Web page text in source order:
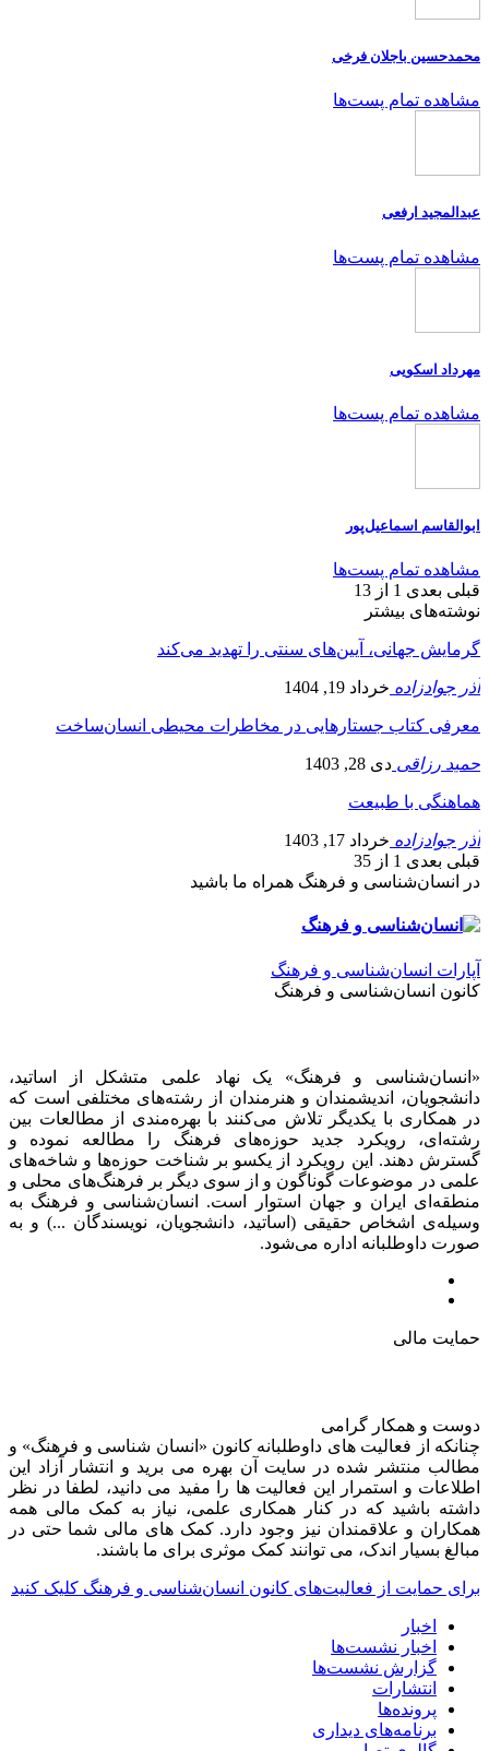
محمدحسین باجلان فرخی
مشاهده تمام پست‌ها
عبدالمجید ارفعی
مشاهده تمام پست‌ها
مهرداد اسکویی
مشاهده تمام پست‌ها
ابوالقاسم اسماعیل‌پور
مشاهده تمام پست‌ها
قبلی بعدی 1 از 13
نوشته‌های بیشتر
گرمایش جهانی، آیین‌های سنتی را تهدید می‌کند
آذر جوادزاده خرداد 19, 1404
معرفی کتاب جستارهایی در مخاطرات محیطی انسان‌ساخت
حمید رزاقی دی 28, 1403
هماهنگی با طبیعت
آذر جوادزاده خرداد 17, 1403
قبلی بعدی 1 از 35
در انسان‌شناسی و فرهنگ همراه ما باشید
آپارات انسان‌شناسی و فرهنگ
کانون انسان‌شناسی و فرهنگ
«انسان‌شناسی و فرهنگ» یک نهاد علمی متشکل از اساتید،
دانشجویان، اندیشمندان و هنرمندان از رشته‌های مختلفی است که
در همکاری با یکدیگر تلاش می‌کنند با بهره‌مندی از مطالعات بین
رشته‌ای، رویکرد جدید حوزه‌های فرهنگ را مطالعه نموده و
گسترش دهند. این رویکرد از یکسو بر شناخت حوزه‌ها و شاخه‌های
علمی در موضوعات گوناگون و از سوی دیگر بر فرهنگ‌های محلی و
منطقه‌ای ایران و جهان استوار است. انسان‌شناسی و فرهنگ به
وسیله‌ی اشخاص حقیقی (اساتید، دانشجویان، نویسندگان ...) و به
صورت داوطلبانه اداره می‌شود.
حمایت مالی
دوست و همکار گرامی
چنانکه از فعالیت های داوطلبانه کانون «انسان شناسی و فرهنگ» و
مطالب منتشر شده در سایت آن بهره می برید و انتشار آزاد این
اطلاعات و استمرار این فعالیت ها را مفید می دانید، لطفا در نظر
داشته باشید که در کنار همکاری علمی، نیاز به کمک مالی همه
همکاران و علاقمندان نیز وجود دارد. کمک های مالی شما حتی در
مبالغ بسیار اندک، می توانند کمک موثری برای ما باشند.
برای حمایت از فعالیت‌های کانون انسان‌شناسی و فرهنگ کلیک کنید
اخبار
اخبار نشست‌ها
گزارش نشست‌ها
انتشارات
پرونده‌ها
برنامه‌های دیداری